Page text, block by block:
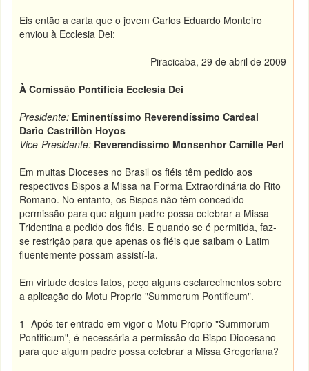
Eis então a carta que o jovem Carlos Eduardo Monteiro
enviou à Ecclesia Dei:
Piracicaba, 29 de abril de 2009
À Comissão Pontifícia Ecclesia Dei
Presidente: Eminentíssimo Reverendíssimo Cardeal
Darìo Castrillòn Hoyos
Vice-Presidente: Reverendíssimo Monsenhor Camille Perl
Em muitas Dioceses no Brasil os fiéis têm pedido aos
respectivos Bispos a Missa na Forma Extraordinária do Rito
Romano. No entanto, os Bispos não têm concedido
permissão para que algum padre possa celebrar a Missa
Tridentina a pedido dos fiéis. E quando se é permitida, faz-
se restrição para que apenas os fiéis que saibam o Latim
fluentemente possam assistí-la.
Em virtude destes fatos, peço alguns esclarecimentos sobre
a aplicação do Motu Proprio "Summorum Pontificum".
1- Após ter entrado em vigor o Motu Proprio "Summorum
Pontificum", é necessária a permissão do Bispo Diocesano
para que algum padre possa celebrar a Missa Gregoriana?